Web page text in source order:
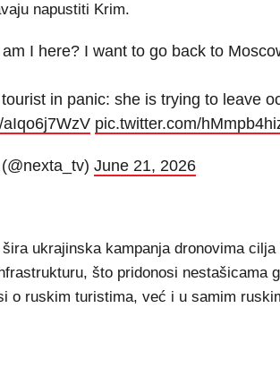
napustiti Krim.
am I here? I want to go back to
in panic: she is trying to leave
pic.twitter.com/
June 21, 2026
ukrajinska kampanja dronovima
što pridonosi nestašicama
o ruskim turistima, već i u samim